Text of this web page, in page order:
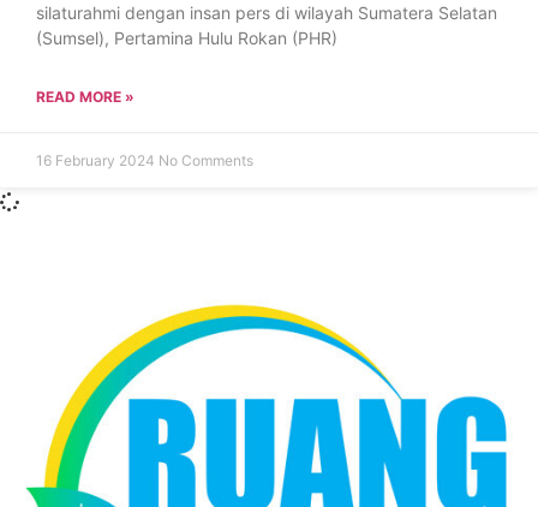
silaturahmi dengan insan pers di wilayah Sumatera Selatan
(Sumsel), Pertamina Hulu Rokan (PHR)
READ MORE »
16 February 2024 No Comments